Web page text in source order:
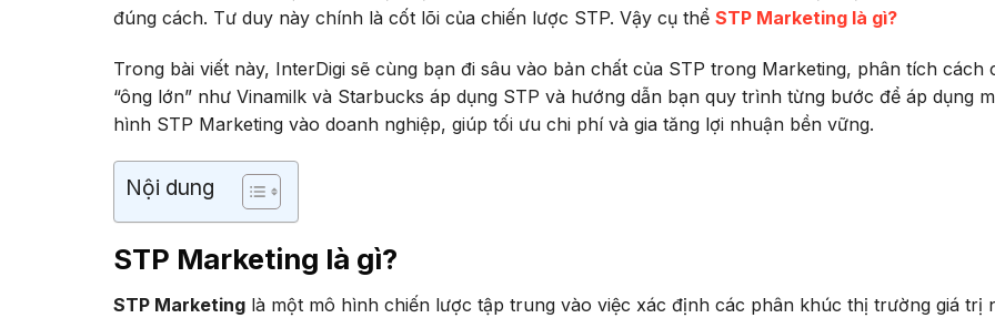
đúng cách. Tư duy này chính là cốt lõi của chiến lược STP. Vậy cụ thể STP Marketing là gì?
Trong bài viết này, InterDigi sẽ cùng bạn đi sâu vào bản chất của STP trong Marketing, phân tích cách
“ông lớn” như Vinamilk và Starbucks áp dụng STP và hướng dẫn bạn quy trình từng bước để áp dụng
hình STP Marketing vào doanh nghiệp, giúp tối ưu chi phí và gia tăng lợi nhuận bền vững.
Nội dung
STP Marketing là gì?
STP Marketing là một mô hình chiến lược tập trung vào việc xác định các phân khúc thị trường giá trị